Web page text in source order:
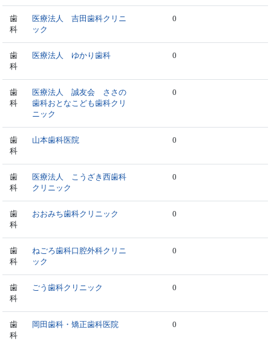
歯
科
医療法人 吉田歯科クリニ
ック
0
歯
科
医療法人 ゆかり歯科 0
歯
科
医療法人 誠友会 ささの
歯科おとなこども歯科クリ
ニック
0
歯
科
山本歯科医院 0
歯
科
医療法人 こうざき西歯科
クリニック
0
歯
科
おおみち歯科クリニック 0
歯
科
ねごろ歯科口腔外科クリニ
ック
0
歯
科
ごう歯科クリニック 0
歯
科
岡田歯科・矯正歯科医院 0